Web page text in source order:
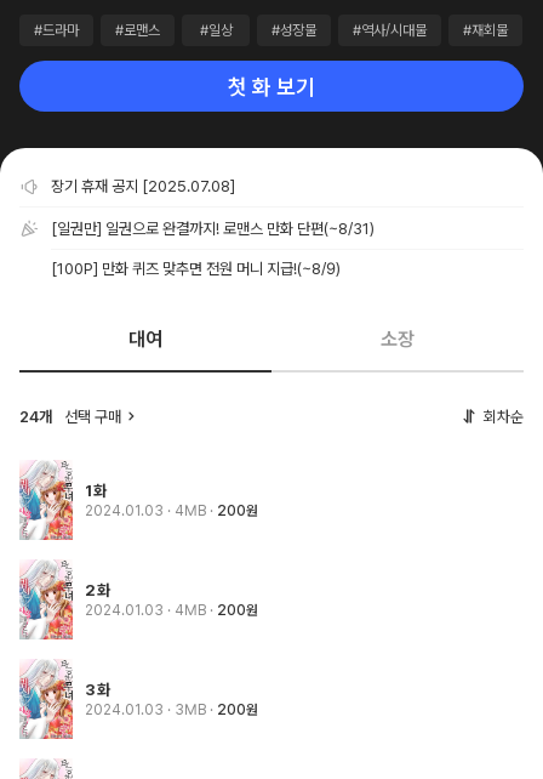
#드라마 #로맨스 #일상 #성장물 #역사/시대물 #재회물
첫 화 보기
장기 휴재 공지 [2025.07.08]
[일권만] 일권으로 완결까지! 로맨스 만화 단편(~8/31)
[100P] 만화 퀴즈 맞추면 전원 머니 지급!(~8/9)
대여 소장
24개 선택 구매 회차순
1화
2024.01.03 · 4MB 200원
2화
2024.01.03 · 4MB 200원
3화
2024.01.03 · 3MB 200원